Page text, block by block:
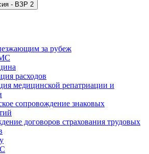
- ВЗР 2
за рубеж
расходов
медицинской репатриации и
сопровождение знаковых
договоров страхования трудовых